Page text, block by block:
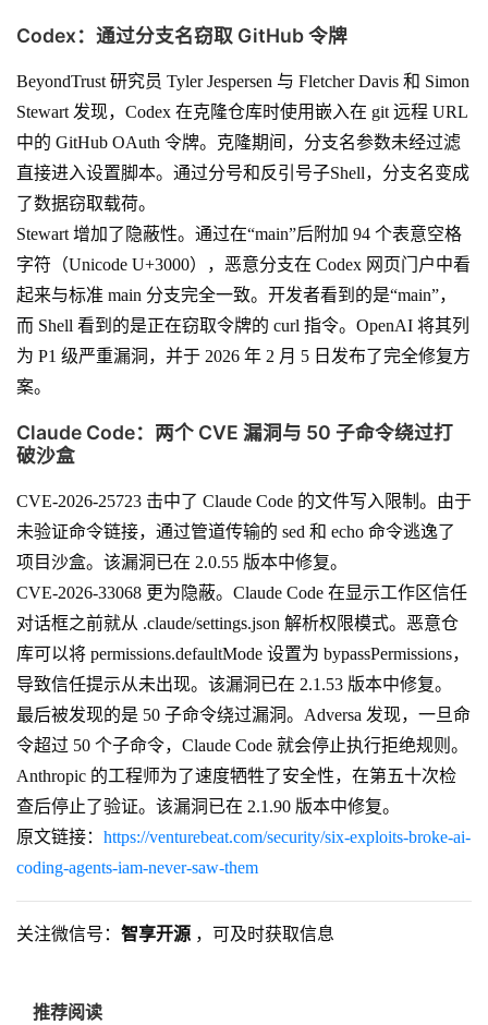
Codex：通过分支名窃取 GitHub 令牌
BeyondTrust 研究员 Tyler Jespersen 与 Fletcher Davis 和 Simon
Stewart 发现，Codex 在克隆仓库时使用嵌入在 git 远程 URL
中的 GitHub OAuth 令牌。克隆期间，分支名参数未经过滤
直接进入设置脚本。通过分号和反引号子Shell，分支名变成
了数据窃取载荷。
Stewart 增加了隐蔽性。通过在“main”后附加 94 个表意空格
字符（Unicode U+3000），恶意分支在 Codex 网页门户中看
起来与标准 main 分支完全一致。开发者看到的是“main”，
而 Shell 看到的是正在窃取令牌的 curl 指令。OpenAI 将其列
为 P1 级严重漏洞，并于 2026 年 2 月 5 日发布了完全修复方
案。
Claude Code：两个 CVE 漏洞与 50 子命令绕过打
破沙盒
CVE-2026-25723 击中了 Claude Code 的文件写入限制。由于
未验证命令链接，通过管道传输的 sed 和 echo 命令逃逸了
项目沙盒。该漏洞已在 2.0.55 版本中修复。
CVE-2026-33068 更为隐蔽。Claude Code 在显示工作区信任
对话框之前就从 .claude/settings.json 解析权限模式。恶意仓
库可以将 permissions.defaultMode 设置为 bypassPermissions，
导致信任提示从未出现。该漏洞已在 2.1.53 版本中修复。
最后被发现的是 50 子命令绕过漏洞。Adversa 发现，一旦命
令超过 50 个子命令，Claude Code 就会停止执行拒绝规则。
Anthropic 的工程师为了速度牺牲了安全性，在第五十次检
查后停止了验证。该漏洞已在 2.1.90 版本中修复。
原文链接： https://venturebeat.com/security/six-exploits-broke-ai-
coding-agents-iam-never-saw-them
关注微信号： 智享开源 ，可及时获取信息
推荐阅读